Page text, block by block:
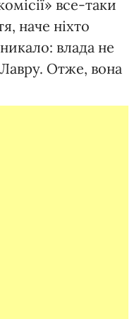
все-таки
наче ніхто
влада не
Отже, вона